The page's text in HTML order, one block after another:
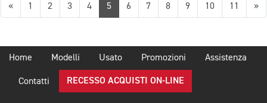
«Precedente
1 2 3 4 5 6 7 8 9 10 11 »
Home Modelli Usato Promozioni Assistenza
Contatti RECESSO ACQUISTI ON-LINE